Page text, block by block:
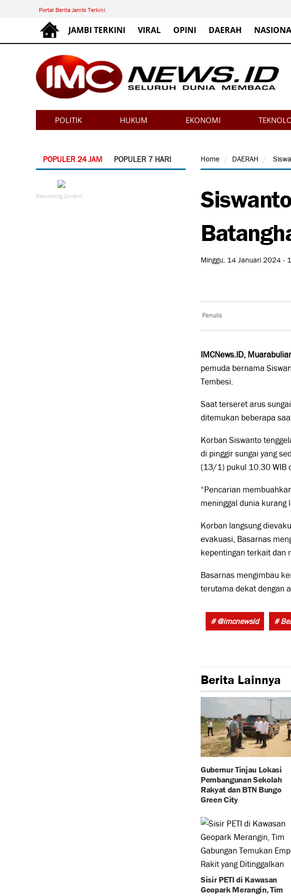
Portal Berita Jambi Terkini
JAMBI TERKINI VIRAL OPINI DAERAH
POLITIK HUKUM EKONOMI
POPULER 24 JAM POPULER 7 HARI
Requesting Content...
Home DAERAH
Minggu, 14 Januari 2024 -
Penulis
IMCNews.ID,
pemuda bernama
Tembesi.
Saat terseret arus
ditemukan beberapa
Korban Siswanto
di pinggir sungai yang
(13/1) pukul 10.30 WIB
“Pencarian
meninggal dunia
Korban langsung
evakuasi, Basarnas
kepentingan terkait dan
Basarnas mengimbau
terutama dekat dengan
# @imcnewsid #
Berita Lainnya
Gubernur Tinjau Lokasi
Pembangunan Sekolah
Rakyat dan BTN Bungo
Green City
Sisir PETI di Kawasan
Geopark Merangin, Tim